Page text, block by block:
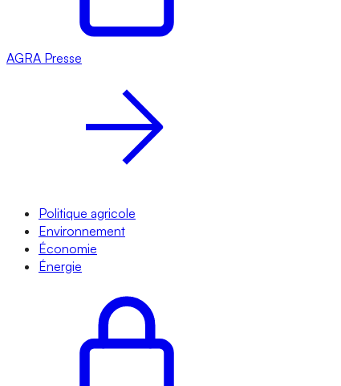
AGRA Presse
Politique agricole
Environnement
Économie
Énergie